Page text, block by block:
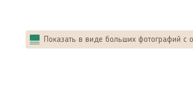
Показать в виде больших фотографий с